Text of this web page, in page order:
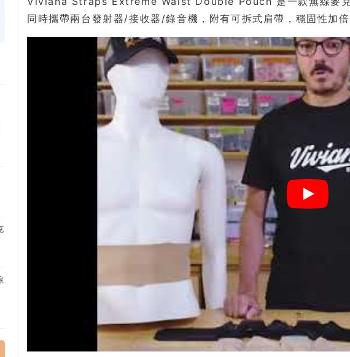
同時攜帶兩台發射器/接收器/錄音機，附有可拆式肩帶，穩固性加